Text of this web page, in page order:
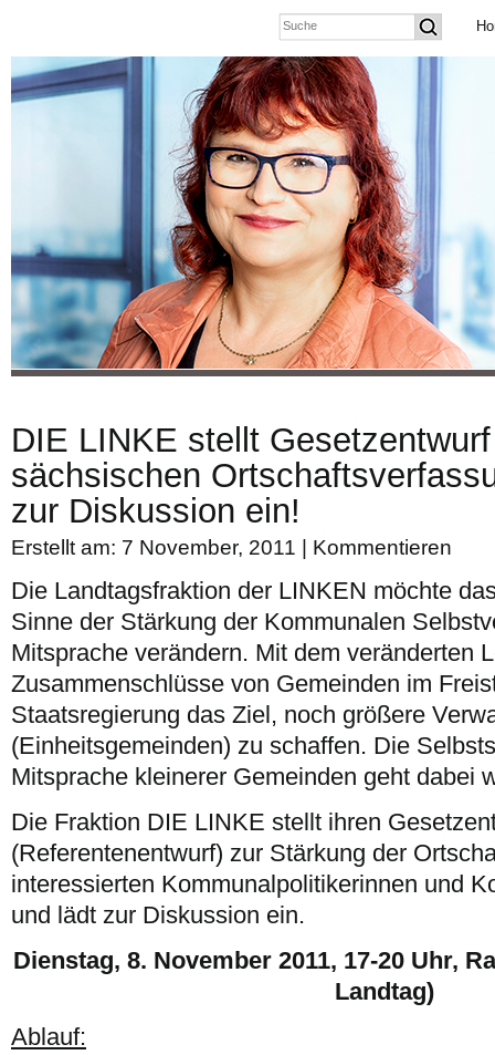
DIE LINKE stellt
sächsischen
zur Diskussion ein!
Erstellt am: 7 November, 2011 | Kommentieren
Die Landtagsfraktion der LINKEN möchte
Sinne der Stärkung der Kommunalen
Mitsprache verändern. Mit dem veränderten
Zusammenschlüsse von Gemeinden im
Staatsregierung das Ziel, noch größere
(Einheitsgemeinden) zu schaffen. Die
Mitsprache kleinerer Gemeinden geht dabei
Die Fraktion DIE LINKE stellt ihren
(Referentenentwurf) zur Stärkung der
interessierten Kommunalpolitikerinnen und
und lädt zur Diskussion ein.
Dienstag, 8. November 2011, 17-20 Uhr,
Landtag)
Ablauf: